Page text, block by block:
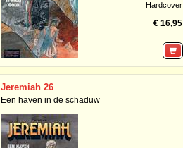
Hardcover
€ 16,95
Jeremiah 26
Een haven in de schaduw